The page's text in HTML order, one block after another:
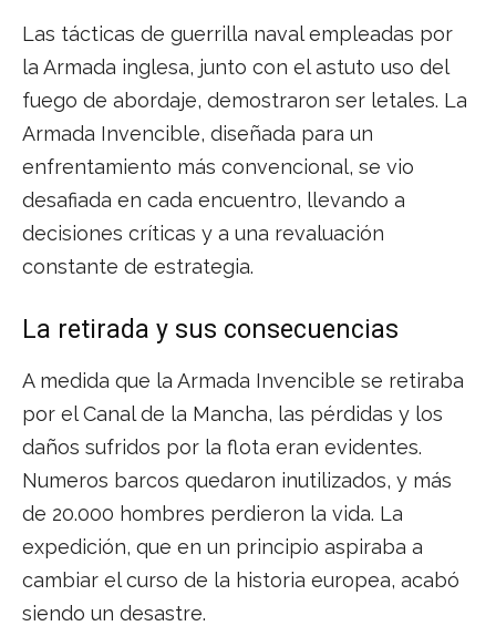
Las tácticas de guerrilla naval empleadas por
la Armada inglesa, junto con el astuto uso del
fuego de abordaje, demostraron ser letales. La
Armada Invencible, diseñada para un
enfrentamiento más convencional, se vio
desafiada en cada encuentro, llevando a
decisiones críticas y a una revaluación
constante de estrategia.
La retirada y sus consecuencias
A medida que la Armada Invencible se retiraba
por el Canal de la Mancha, las pérdidas y los
daños sufridos por la flota eran evidentes.
Numeros barcos quedaron inutilizados, y más
de 20.000 hombres perdieron la vida. La
expedición, que en un principio aspiraba a
cambiar el curso de la historia europea, acabó
siendo un desastre.